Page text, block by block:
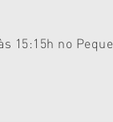
15:15h no